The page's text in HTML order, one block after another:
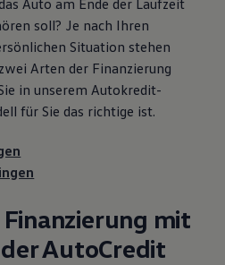
Auto am Ende der Laufzeit
soll? Je nach Ihren
Situation stehen
zwei Arten der Finanzierung
in unserem Autokredit-
für Sie das richtige ist.
Finanzierung mit
AutoCredit